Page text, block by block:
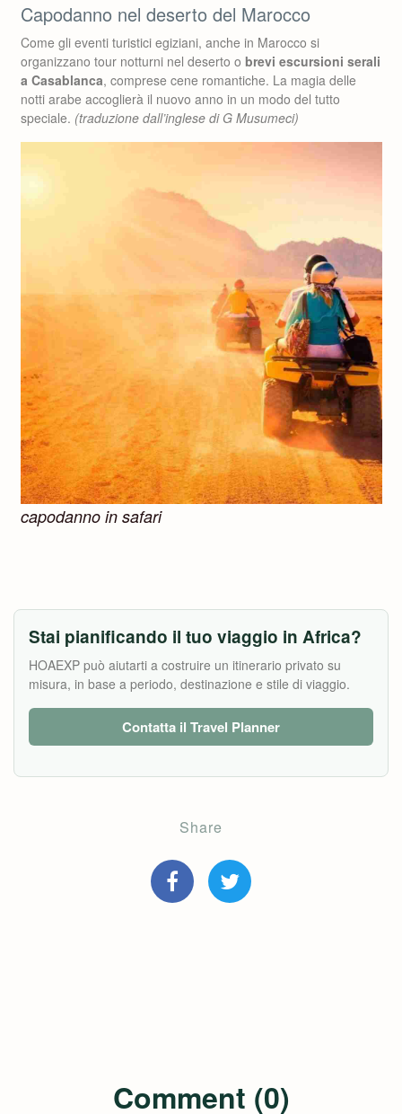
Capodanno nel deserto del Marocco
Come gli eventi turistici egiziani, anche in Marocco si
organizzano tour notturni nel deserto o brevi escursioni serali
a Casablanca, comprese cene romantiche. La magia delle
notti arabe accoglierà il nuovo anno in un modo del tutto
speciale. (traduzione dall’inglese di G Musumeci)
capodanno in safari
Stai pianificando il tuo viaggio in Africa?
HOAEXP può aiutarti a costruire un itinerario privato su
misura, in base a periodo, destinazione e stile di viaggio.
Contatta il Travel Planner
Share
Comment (0)